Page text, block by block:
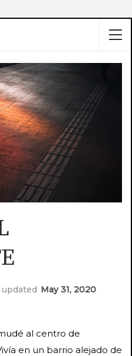
updated May 31, 2020
al centro de
en un barrio alejado de